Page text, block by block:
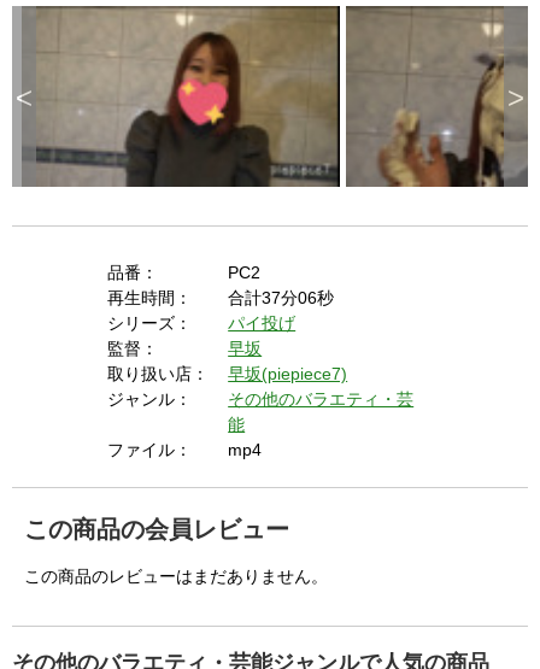
< >
品番：
PC2
再生時間：
合計37分06秒
シリーズ：
パイ投げ
監督：
早坂
取り扱い店：
早坂(piepiece7)
ジャンル：
その他のバラエティ・芸
能
ファイル：
mp4
この商品の会員レビュー
この商品のレビューはまだありません。
その他のバラエティ・芸能ジャンルで人気の商品